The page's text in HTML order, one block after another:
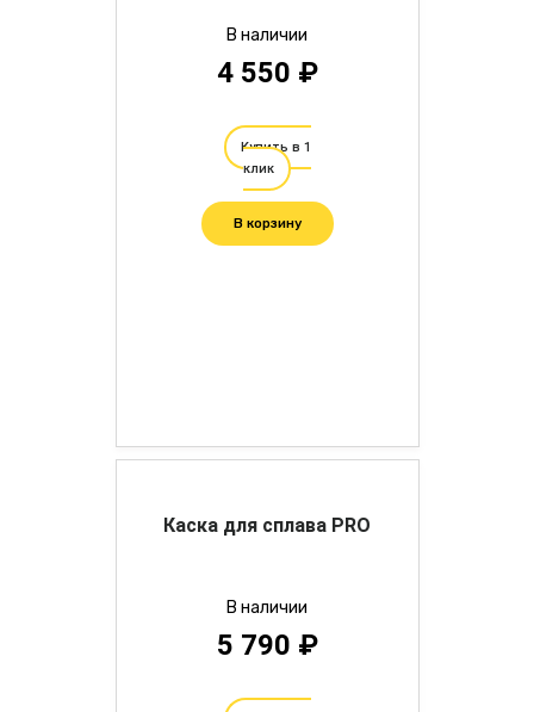
В наличии
4 550 ₽
Купить в 1
клик
В корзину
Каска для сплава PRO
В наличии
5 790 ₽